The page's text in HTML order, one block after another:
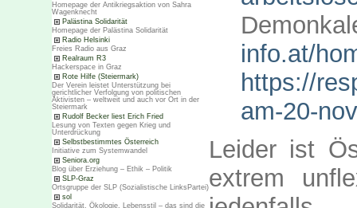
Homepage der Antikriegsaktion von Sahra
Wagenknecht
Palästina Solidarität
Homepage der Palästina Solidarität
Radio Helsinki
Freies Radio aus Graz
Realraum R3
Hackerspace in Graz
Rote Hilfe (Steiermark)
Der Verein leistet Unterstützung bei
gerichtlicher Verfolgung von politischen
Aktivisten – weltweit und auch vor Ort in der
Steiermark
Rudolf Becker liest Erich Fried
Lesung von Texten gegen Krieg und
Unterdrückung
Selbstbestimmtes Österreich
Initiative zum Systemwandel
Seniora.org
Blog über Erziehung – Ethik – Politik
SLP-Graz
Ortsgruppe der SLP (Sozialistische LinksPartei)
sol
Solidarität, Ökologie, Lebensstil – das sind die
info.at/
https://
am-20-
Leider ist
extrem